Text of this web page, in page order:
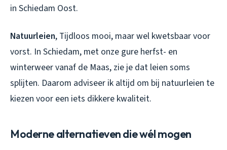
in Schiedam Oost.
Natuurleien, Tijdloos mooi, maar wel kwetsbaar voor
vorst. In Schiedam, met onze gure herfst- en
winterweer vanaf de Maas, zie je dat leien soms
splijten. Daarom adviseer ik altijd om bij natuurleien te
kiezen voor een iets dikkere kwaliteit.
Moderne alternatieven die wél mogen